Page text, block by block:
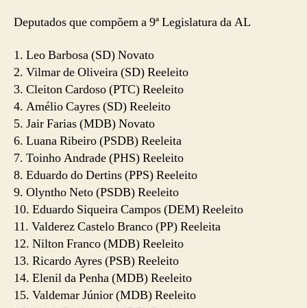
Deputados que compõem a 9ª Legislatura da AL
1. Leo Barbosa (SD) Novato
2. Vilmar de Oliveira (SD) Reeleito
3. Cleiton Cardoso (PTC) Reeleito
4. Amélio Cayres (SD) Reeleito
5. Jair Farias (MDB) Novato
6. Luana Ribeiro (PSDB) Reeleita
7. Toinho Andrade (PHS) Reeleito
8. Eduardo do Dertins (PPS) Reeleito
9. Olyntho Neto (PSDB) Reeleito
10. Eduardo Siqueira Campos (DEM) Reeleito
11. Valderez Castelo Branco (PP) Reeleita
12. Nilton Franco (MDB) Reeleito
13. Ricardo Ayres (PSB) Reeleito
14. Elenil da Penha (MDB) Reeleito
15. Valdemar Júnior (MDB) Reeleito